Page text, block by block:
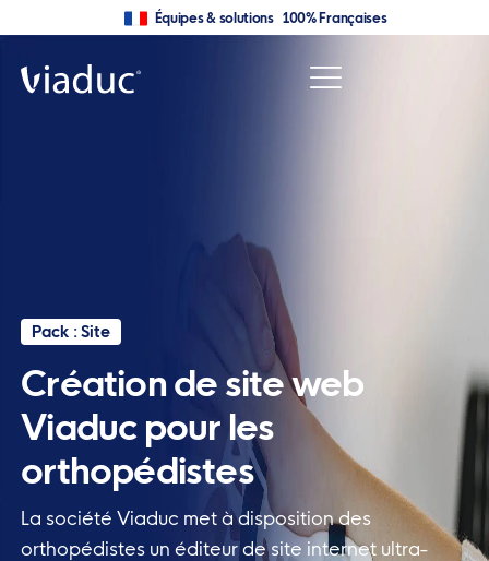
Équipes & solutions 100% Françaises
Pack : Site
Création de site web
Viaduc pour les
orthopédistes
La société Viaduc met à disposition des
orthopédistes un éditeur de site internet ultra-